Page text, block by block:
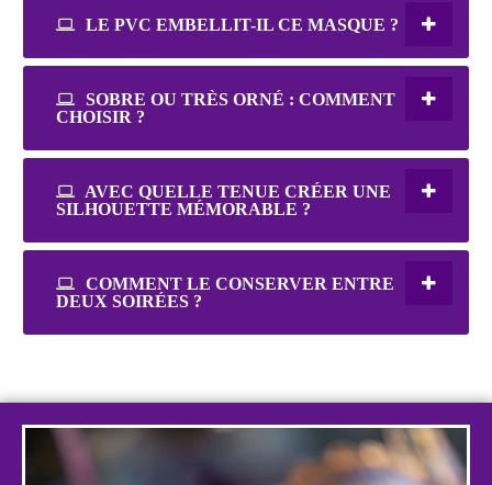
LE PVC EMBELLIT-IL CE MASQUE ?
SOBRE OU TRÈS ORNÉ : COMMENT
CHOISIR ?
AVEC QUELLE TENUE CRÉER UNE
SILHOUETTE MÉMORABLE ?
COMMENT LE CONSERVER ENTRE
DEUX SOIRÉES ?